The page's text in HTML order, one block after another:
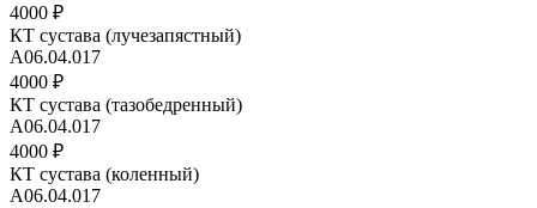
4000 ₽
КТ сустава (лучезапястный)
А06.04.017
4000 ₽
КТ сустава (тазобедренный)
А06.04.017
4000 ₽
КТ сустава (коленный)
А06.04.017